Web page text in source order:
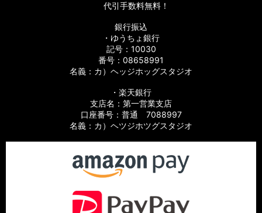
代引手数料無料！
銀行振込
・ゆうちょ銀行
記号：10030
番号：08658991
名義：カ）ヘッジホッグスタジオ
・楽天銀行
支店名：第一営業支店
口座番号：普通 7088997
名義：カ）ヘツジホツグスタジオ